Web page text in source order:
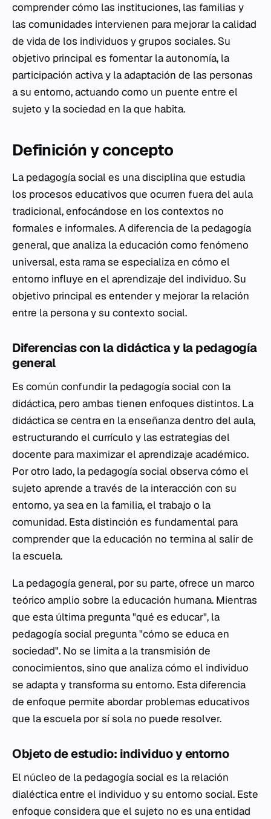
comprender cómo las instituciones, las familias y
las comunidades intervienen para mejorar la calidad
de vida de los individuos y grupos sociales. Su
objetivo principal es fomentar la autonomía, la
participación activa y la adaptación de las personas
a su entorno, actuando como un puente entre el
sujeto y la sociedad en la que habita.
Definición y concepto
La pedagogíasocial es una disciplina que estudia
los procesos educativos que ocurren fuera del aula
tradicional, enfocándose en los contextos no
formales e informales. A diferencia de la pedagogía
general, que analiza la educación como fenómeno
universal, esta rama se especializa en cómo el
entorno influye en el aprendizaje del individuo. Su
objetivo principal es entender y mejorar la relación
entre la persona y su contexto social.
Diferencias con la didáctica y la pedagogía
general
Es común confundir la pedagogía social con la
didáctica, pero ambas tienen enfoques distintos. La
didáctica se centra en la enseñanza dentro del aula,
estructurando el currículo y las estrategias del
docente para maximizar el aprendizaje académico.
Por otro lado, la pedagogía social observa cómo el
sujeto aprende a través de la interacción con su
entorno, ya sea en la familia, el trabajo o la
comunidad. Esta distinción es fundamental para
comprender que la educación no termina al salir de
la escuela.
La pedagogía general, por su parte, ofrece un marco
teórico amplio sobre la educación humana. Mientras
que esta última pregunta "qué es educar", la
pedagogía social pregunta "cómo se educa en
sociedad". No se limita a la transmisión de
conocimientos, sino que analiza cómo el individuo
se adapta y transforma su entorno. Esta diferencia
de enfoque permite abordar problemas educativos
que la escuela por sí sola no puede resolver.
Objeto de estudio: individuo y entorno
El núcleo de la pedagogía social es la relación
dialéctica entre el individuo y su entorno social. Este
enfoque considera que el sujeto no es una entidad